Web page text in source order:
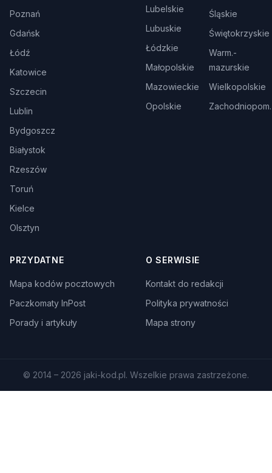
Poznań
Gdańsk
Łódź
Katowice
Szczecin
Lublin
Bydgoszcz
Białystok
Rzeszów
Toruń
Kielce
Olsztyn
Lubelskie
Lubuskie
Łódzkie
Małopolskie
Mazowieckie
Opolskie
Śląskie
Świętokrzyskie
Warm.-
mazurskie
Wielkopolskie
Zachodniopom.
PRZYDATNE
Mapa kodów pocztowych
Paczkomaty InPost
Porady i artykuły
O SERWISIE
Kontakt do redakcji
Polityka prywatności
Mapa strony
© 2014 – 2026 jaki-kod.pl. Wszelkie prawa zastrzeżone.